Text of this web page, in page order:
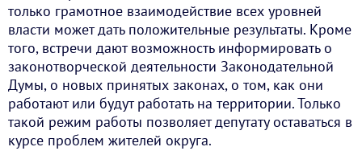
только грамотное взаимодействие всех уровней
власти может дать положительные результаты. Кроме
того, встречи дают возможность информировать о
законотворческой деятельности Законодательной
Думы, о новых принятых законах, о том, как они
работают или будут работать на территории. Только
такой режим работы позволяет депутату оставаться в
курсе проблем жителей округа.